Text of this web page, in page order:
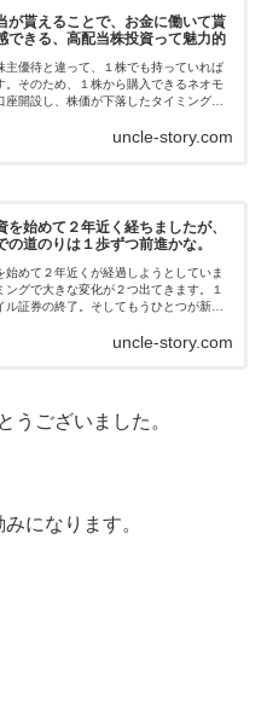
が貰えることで、お金に働いて貰
できる、高配当株投資って魅力的
主優待と違って、１株でも持っていれば
。そのため、１株から購入できるネオモ
座開設し、株価が下落したタイミング
当生活へ地道に歩んでいきます。
uncle-story.com
を始めて２年近く経ちましたが、
の道のりは１歩ずつ前進かな。
始めて２年近くが経過しようとしていま
ングで大きな変化が２つ出てきます。１
ル証券の終了。そしてもうひとつが新Ｎ
Ａはこれから楽しみです。uncle-story.com
うございました。
になります。